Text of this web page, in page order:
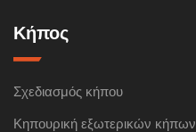
Κήπος
Σχεδιασμός κήπου
Κηπουρική εξωτερικών κήπων